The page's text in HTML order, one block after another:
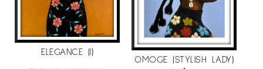
ELEGANCE (I)
OMOGE (STYLISH LADY)